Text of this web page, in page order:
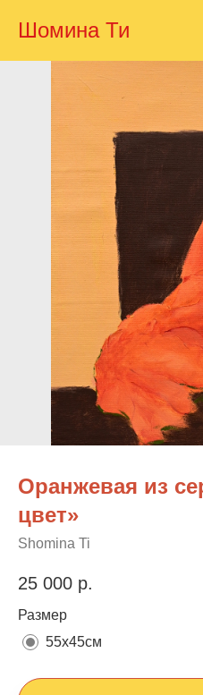
Шомина Ти
Оранжевая из
цвет»
Shomina Ti
25 000 р.
Размер
55х45см